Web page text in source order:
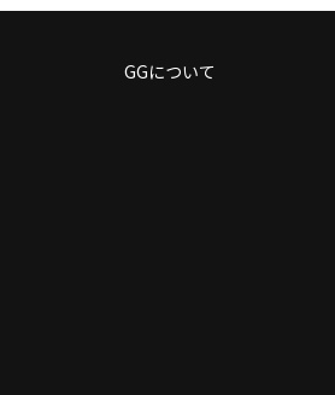
GGについて